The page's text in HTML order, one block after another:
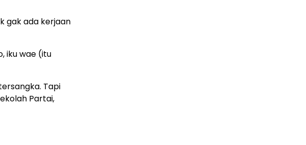
gak ada kerjaan
iku wae (itu
Tapi
Partai,